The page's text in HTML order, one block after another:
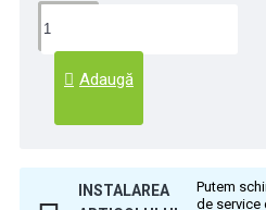
Adaugă
INSTALAREA
Putem
de service